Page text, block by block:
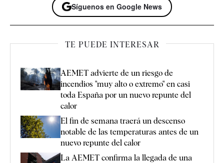
Síguenos en Google News
TE PUEDE INTERESAR
AEMET advierte de un riesgo de
incendios "muy alto o extremo" en casi
toda España por un nuevo repunte del
calor
El fin de semana traerá un descenso
notable de las temperaturas antes de un
nuevo repunte del calor
La AEMET confirma la llegada de una